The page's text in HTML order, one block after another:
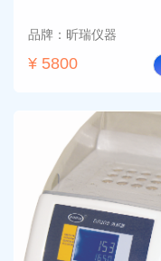
品牌：昕瑞仪器
¥ 5800